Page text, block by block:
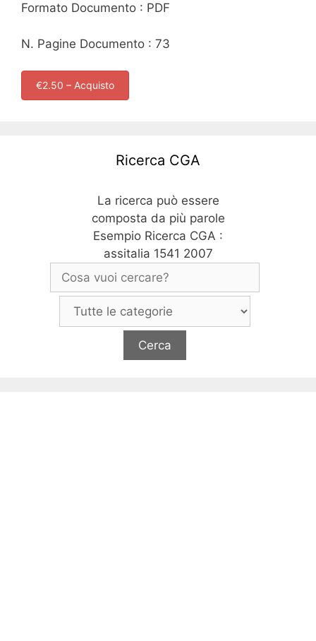
Formato Documento : PDF
N. Pagine Documento : 73
€2.50 – Acquisto
Ricerca CGA
La ricerca può essere
composta da più parole
Esempio Ricerca CGA :
assitalia 1541 2007